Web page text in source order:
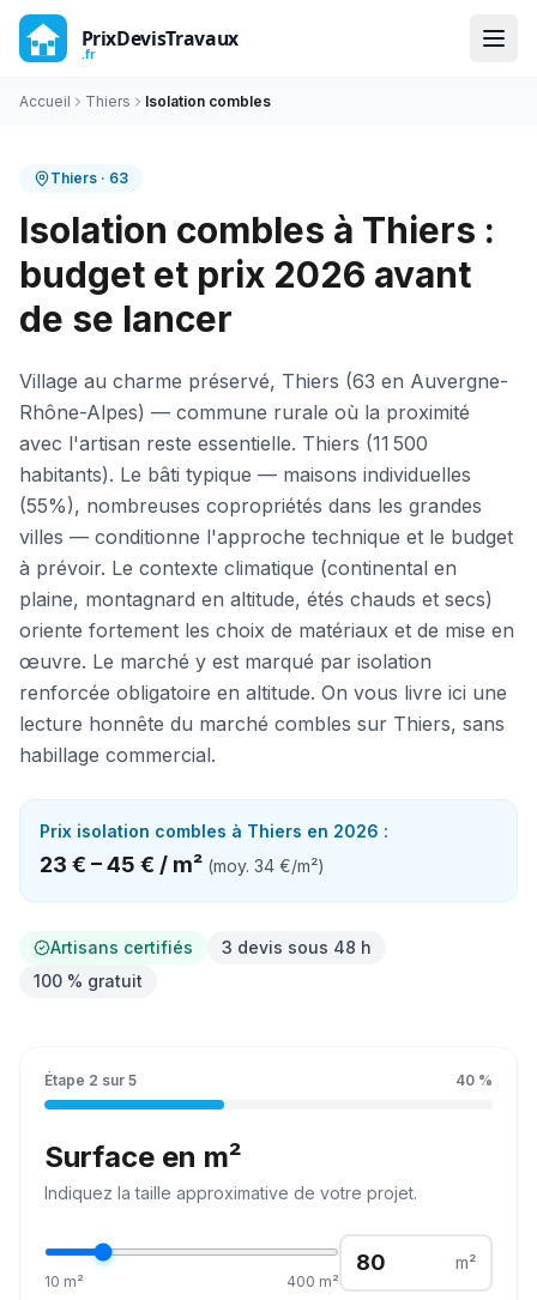
Accueil Thiers Isolation combles
Thiers · 63
Isolation combles à Thiers :
budget et prix 2026 avant
de se lancer
Village au charme préservé, Thiers (63 en Auvergne-
Rhône-Alpes) — commune rurale où la proximité
avec l'artisan reste essentielle. Thiers (11 500
habitants). Le bâti typique — maisons individuelles
(55%), nombreuses copropriétés dans les grandes
villes — conditionne l'approche technique et le budget
à prévoir. Le contexte climatique (continental en
plaine, montagnard en altitude, étés chauds et secs)
oriente fortement les choix de matériaux et de mise en
œuvre. Le marché y est marqué par isolation
renforcée obligatoire en altitude. On vous livre ici une
lecture honnête du marché combles sur Thiers, sans
habillage commercial.
Prix isolation combles à Thiers en 2026 :
23 € –45 € / m² (moy. 34 €/m²)
Artisans certifiés
3 devis sous 48 h
100 % gratuit
Étape 2 sur 5 40 %
Surface en m²
Indiquez lataille approximative de votre projet.
10 m² 400 m²
m²